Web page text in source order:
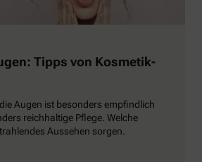
Tipps von Kosmetik-
Augen ist besonders empfindlich
reichhaltige Pflege. Welche
Aussehen sorgen.